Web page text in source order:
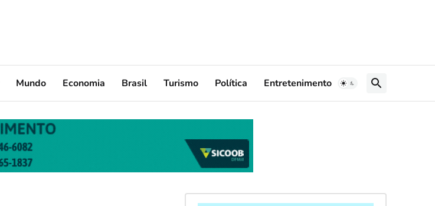
Mundo Economia Brasil Turismo Política Entretenimento